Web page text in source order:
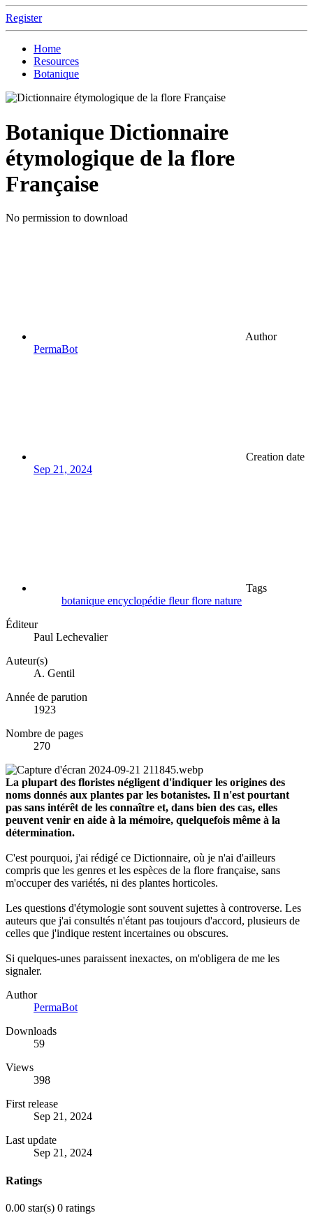
Register
Home
Resources
Botanique
Botanique Dictionnaire
étymologique de la flore
Française
No permission to download
Author
PermaBot
Creation date
Sep 21, 2024
Tags
botanique encyclopédie fleurflore nature
Éditeur
Paul Lechevalier
Auteur(s)
A. Gentil
Année de parution
1923
Nombre de pages
270
La plupart des floristes négligent d'indiquer les origines des
noms donnés aux plantes par les botanistes. Il n'est pourtant
pas sans intérêt de les connaître et, dans bien des cas, elles
peuvent venir en aide à la mémoire, quelquefois même à la
détermination.
C'est pourquoi, j'ai rédigé ce Dictionnaire, où je n'ai d'ailleurs
compris que les genres et les espèces de la flore française, sans
m'occuper des variétés, ni des plantes horticoles.
Les questions d'étymologie sont souvent sujettes à controverse. Les
auteurs que j'ai consultés n'étant pas toujours d'accord, plusieurs de
celles que j'indique restent incertaines ou obscures.
Si quelques-unes paraissent inexactes, on m'obligera de me les
signaler.
Author
PermaBot
Downloads
59
Views
398
First release
Sep 21, 2024
Last update
Sep 21, 2024
Ratings
0.00 star(s) 0 ratings